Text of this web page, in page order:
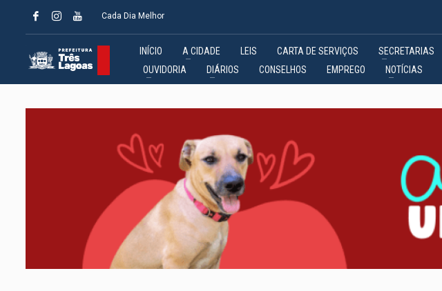
Cada Dia Melhor
INÍCIO A CIDADE LEIS CARTA DE SERVIÇOS SECRETARIAS
OUVIDORIA
DIÁRIOS CONSELHOS EMPREGO NOTÍCIAS